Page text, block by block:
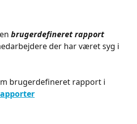
brugerdefineret rapport
der har været syg i
brugerdefineret rapport i